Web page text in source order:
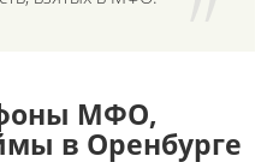
МФО,
в Оренбурге